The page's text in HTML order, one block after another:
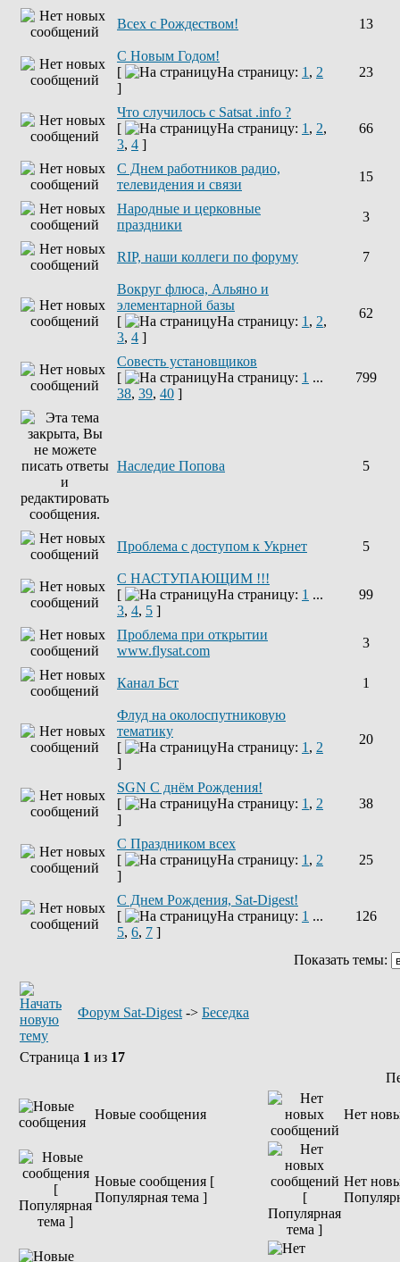
Всех с Рождеством! 13
С Новым Годом!
[
На страницу: 1 , 2
]
23
Что случилось с Satsat .info ?
[
На страницу: 1 , 2,
3, 4 ]
66
C Днем работников радио,
телевидения и связи
15
Народные и церковные
праздники
3
RIP, наши коллеги по форуму 7
Вокруг флюса, Альяно и
элементарной базы
[
На страницу: 1 , 2,
3, 4 ]
62
Совесть установщиков
[
На страницу: 1 ...
38, 39, 40 ]
799
Наследие Попова 5
Проблема с доступом к Укрнет 5
С НАСТУПАЮЩИМ !!!
[
На страницу: 1 ...
3, 4, 5 ]
99
Проблема при открытии
www.flysat.com
3
Канал Бст 1
Флуд на околоспутниковую
тематику
[
На страницу: 1 , 2
]
20
SGN C днём Рождения!
[
На страницу: 1 , 2
]
38
С Праздником всех
[
На страницу: 1 , 2
]
25
С Днем Рождения, Sat-Digest!
[
На страницу: 1 ...
5, 6, 7 ]
126
Показать темы:
Форум Sat-Digest -> Беседка
Страница 1 из 17
Новые сообщения Нет
Новые сообщения [
Популярная тема ]
Нет